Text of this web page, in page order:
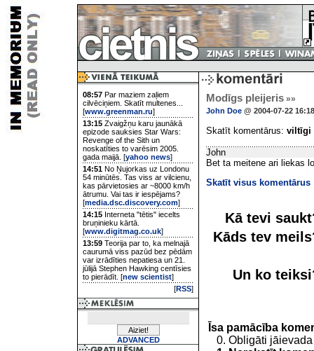
08:57 Par maziem zaļiem
cilvēciņiem. Skatīt multenes...
[www.greenman.ru]
13:15 Zvaigžņu karu jaunākā
epizode sauksies Star Wars:
Revenge of the Sith un
noskatīties to varēsim 2005.
gada maijā. [yahoo news]
14:51 No Ņujorkas uz Londonu
54 minūtēs. Tas viss ar vilcienu,
kas pārvietosies ar ~8000 km/h
ātrumu. Vai tas ir iespējams?
[media.dsc.discovery.com]
14:15 Interneta "tētis" iecelts
bruņinieku kārtā.
[www.digitmag.co.uk]
13:59 Teorija par to, ka melnajā
caurumā viss pazūd bez pēdām
var izrādīties nepatiesa un 21.
jūlijā Stephen Hawking centīsies
to pierādīt. [new scientist]
[RSS]
ADVANCED
Modīgs pleijeris »»
John Doe @ 2004-07-22 16:18
Skatīt komentārus: viltīgi
John
Bet ta meitene ari liekas
Skatīt visus komentārus
Kā tevi
Kāds tev
Un ko
Īsa pamācība
0. Obligāti jāievada